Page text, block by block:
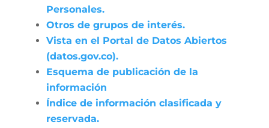
Personales.
Otros de grupos de interés.
Vista en el Portal de Datos Abiertos
(datos.gov.co).
Esquema de publicación de la
información
Índice de información clasificada y
reservada.